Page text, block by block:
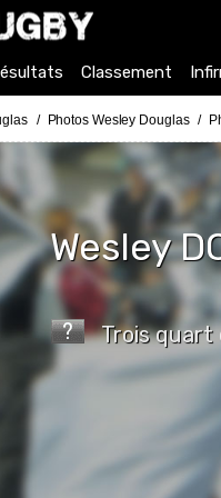
Classement
Photos Wesley Douglas
Wesley
Trois quart